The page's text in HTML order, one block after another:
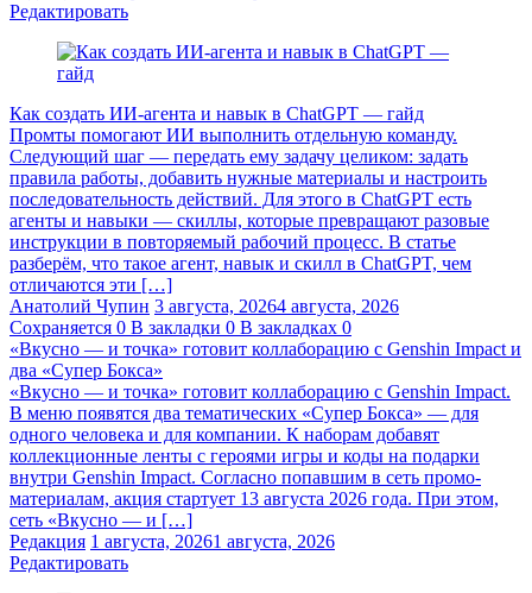
Редактировать
Как создать ИИ-агента и навык в ChatGPT — гайд
Промты помогают ИИ выполнить отдельную команду.
Следующий шаг — передать ему задачу целиком: задать
правила работы, добавить нужные материалы и настроить
последовательность действий. Для этого в ChatGPT есть
агенты и навыки — скиллы, которые превращают разовые
инструкции в повторяемый рабочий процесс. В статье
разберём, что такое агент, навык и скилл в ChatGPT, чем
отличаются эти […]
Анатолий Чупин 3 августа, 20264 августа, 2026
Сохраняется 0 В закладки 0 В закладках 0
«Вкусно — и точка» готовит коллаборацию с Genshin Impact и
два «Супер Бокса»
«Вкусно — и точка» готовит коллаборацию с Genshin Impact.
В меню появятся два тематических «Супер Бокса» — для
одного человека и для компании. К наборам добавят
коллекционные ленты с героями игры и коды на подарки
внутри Genshin Impact. Согласно попавшим в сеть промо-
материалам, акция стартует 13 августа 2026 года. При этом,
сеть «Вкусно — и […]
Редакция 1 августа, 20261 августа, 2026
Редактировать